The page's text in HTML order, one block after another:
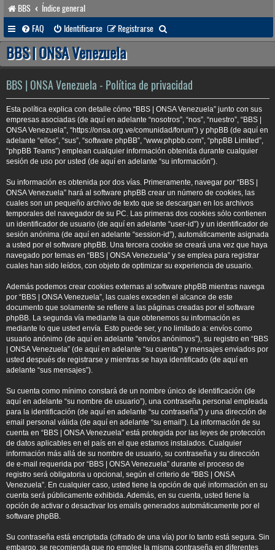
BBS
Índice general
FAQ
Identificarse Registrarse
u
a
r
BBS | ONSA Venezuela
BBS | ONSA Venezuela - Política de privacidad
Esta política explica con detalle cómo “BBS | ONSA Venezuela” junto con sus
empresas asociadas (de aquí en adelante “nosotros”, “nos”, “nuestro”, “BBS |
ONSA Venezuela”, “https://onsa.org.ve/comunidad/forum”) y phpBB (de aquí en
adelante “ellos”, “sus”, “software phpBB”, “www.phpbb.com”, “phpBB Limited”,
“phpBB Teams”) emplean cualquier información obtenida durante cualquier
sesión de uso por usted (de aquí en adelante “su información”).
Su información es obtenida por dos vías. Primeramente, navegar por “BBS |
ONSA Venezuela” hará al software phpBB crear un número de cookies, las
cuales son un pequeño archivo de texto que se descargan en los archivos
temporales del navegador de su PC. Las primeras dos cookies sólo contienen
un identificador de usuario (de aquí en adelante “user-id”) y un identificador de
sesión anónima (de aquí en adelante “session-id”), automáticamente asignada
a usted por el software phpBB. Una tercera cookie se creará una vez que haya
navegado por temas en “BBS | ONSA Venezuela” y se emplea para registrar
cuales han sido leídos, con objeto de optimizar su experiencia de usuario.
Además podemos crear cookies externas al software phpBB mientras navega
por “BBS | ONSA Venezuela”, las cuales exceden el alcance de este
documento que solamente se refiere a las páginas creadas por el software
phpBB. La segunda vía mediante la que obtenemos su información es
mediante lo que usted envía. Esto puede ser, y no limitado a: envíos como
usuario anónimo (de aquí en adelante “envíos anónimos”), su registro en “BBS
| ONSA Venezuela” (de aquí en adelante “su cuenta”) y mensajes enviados por
usted después de registrarse y mientras se haya identificado (de aquí en
adelante “sus mensajes”).
Su cuenta como mínimo constará de un nombre único de identificación (de
aquí en adelante “su nombre de usuario”), una contraseña personal empleada
para la identificación (de aquí en adelante “su contraseña”) y una dirección de
email personal válida (de aquí en adelante “su email”). La información de su
cuenta en “BBS | ONSA Venezuela” está protegida por las leyes de protección
de datos aplicables en el país en el que estamos instalados. Cualquier
información más allá de su nombre de usuario, su contraseña y su dirección
de e-mail requerida por “BBS | ONSA Venezuela” durante el proceso de
registro será obligatoria u opcional, según el criterio de “BBS | ONSA
Venezuela”. En cualquier caso, usted tiene la opción de qué información en su
cuenta será públicamente exhibida. Además, en su cuenta, usted tiene la
opción de activar o desactivar los emails generados automáticamente por el
software phpBB.
Su contraseña está encriptada (cifrado de una vía) por lo tanto está segura. Sin
embargo, se recomienda que no emplee la misma contraseña en diferentes